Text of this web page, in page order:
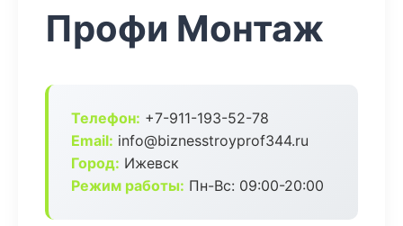
Профи Монтаж
Телефон: +7-911-193-52-78
Email: info@biznesstroyprof344.ru
Город: Ижевск
Режим работы: Пн-Вс: 09:00-20:00